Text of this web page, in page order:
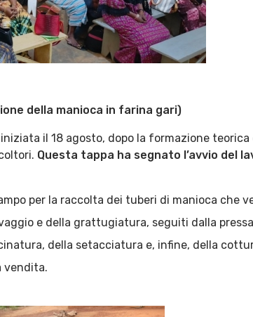
della manioca in farina gari)
il 18 agosto, dopo la formazione teorica
Questa tappa ha segnato l’avvio del
per la raccolta dei tuberi di manioca che
e della grattugiatura, seguiti dalla
della setacciatura e, infine, della
vendita.